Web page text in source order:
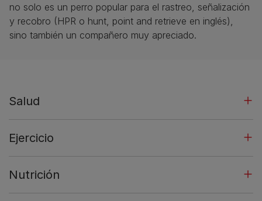
no solo es un perro popular para el rastreo, señalización
y recobro (HPR o hunt, point and retrieve en inglés),
sino también un compañero muy apreciado.
Salud
Ejercicio
Nutrición